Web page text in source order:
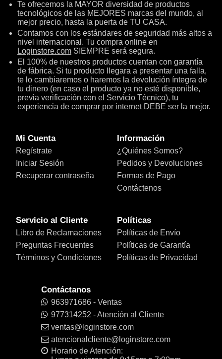
Te ofrecemos la MAYOR diversidad de productos
tecnológicos de las MEJORES marcas del mundo, al
mejor precio, hasta la puerta de TU CASA.
Contamos con los estándares de seguridad más altos a
nivel internacional. Tu compra online en
Loginstore.com SIEMPRE será segura.
El 100% de nuestros productos cuentan con garantía
de fábrica. Si tu producto llegara a presentar una falla,
te lo cambiaremos o haremos la devolución íntegra de
tu dinero (en caso el producto ya no esté disponible,
previa verificación con el Servicio Técnico), tu
experiencia de comprar por internet DEBE ser la mejor.
Mi Cuenta
Regístrate
Iniciar Sesión
Recuperar contraseña
Información
¿Quiénes Somos?
Pedidos y Devoluciones
Formas de Pago
Contáctenos
Servicio al Cliente
Libro de Reclamaciones
Preguntas Frecuentes
Términos y Condiciones
Políticas
Políticas de Envío
Políticas de Garantía
Políticas de Privacidad
Contáctanos
963971686 - Ventas
977314252 - Atención al Cliente
ventas@loginstore.com
atencionalcliente@loginstore.com
Horario de Atención: